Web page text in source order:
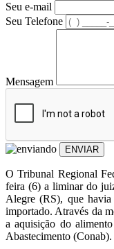
Seu e-mail
Seu Telefone
Mensagem
ENVIAR
O Tribunal Regional
feira (6) a liminar do
Alegre (RS), que
importado. Através da
a aquisição do
Abastecimento (Conab).